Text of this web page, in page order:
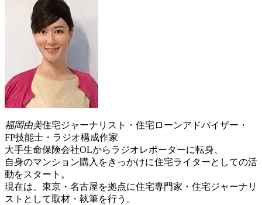
福岡由美住宅ジャーナリスト・住宅ローンアドバイザー・
FP技能士・ラジオ構成作家
大手生命保険会社OLからラジオレポーターに転身、
自身のマンション購入をきっかけに住宅ライターとしての活
動をスタート。
現在は、東京・名古屋を拠点に住宅専門家・住宅ジャーナリ
ストとして取材・執筆を行う。